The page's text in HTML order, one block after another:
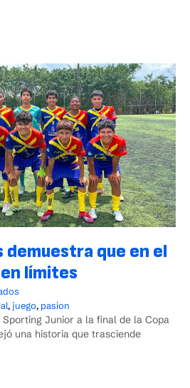
que en el
límites
, juego, pasion
Junior a la final de la Copa
una historia que trasciende